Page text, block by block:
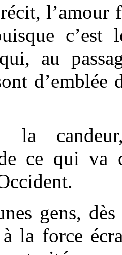
l’amour
au
d’emblée
la
ce qui va
gens,
la force